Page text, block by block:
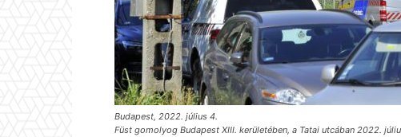
Budapest, 2022. július 4.
Füst gomolyog Budapest XIII. kerületében, a Tatai utcában 2022.